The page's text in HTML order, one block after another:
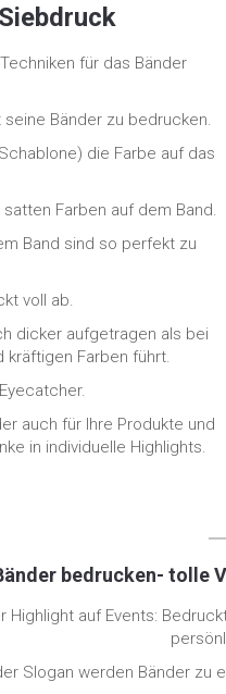
für das Bänder
Bänder zu bedrucken.
die Farbe auf das
Farben auf dem Band.
Band sind so perfekt zu
voll ab.
dicker aufgetragen als bei
Farben führt.
auch für Ihre Produkte und
in individuelle Highlights.
bedrucken- tolle
auf Events:
Slogan werden Bänder